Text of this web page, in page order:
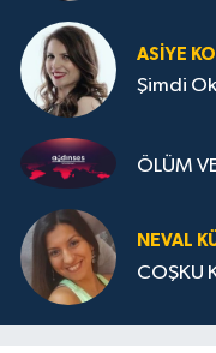
ASIYE
Şimdi
ÖLÜM
NEVAL
COŞKU